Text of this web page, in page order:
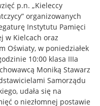
p.n. „Kieleccy
organizowanych
Instytutu Pamięci
w Kielcach oraz
Oświaty, w poniedziałek
10:00 klasa IIIa
Moniką Stawarz
Samorządu
udała się na
o niezłomnej postawie